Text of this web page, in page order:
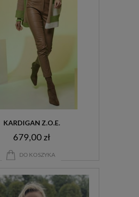
KARDIGAN Z.O.E.
679,00 zł
DO KOSZYKA